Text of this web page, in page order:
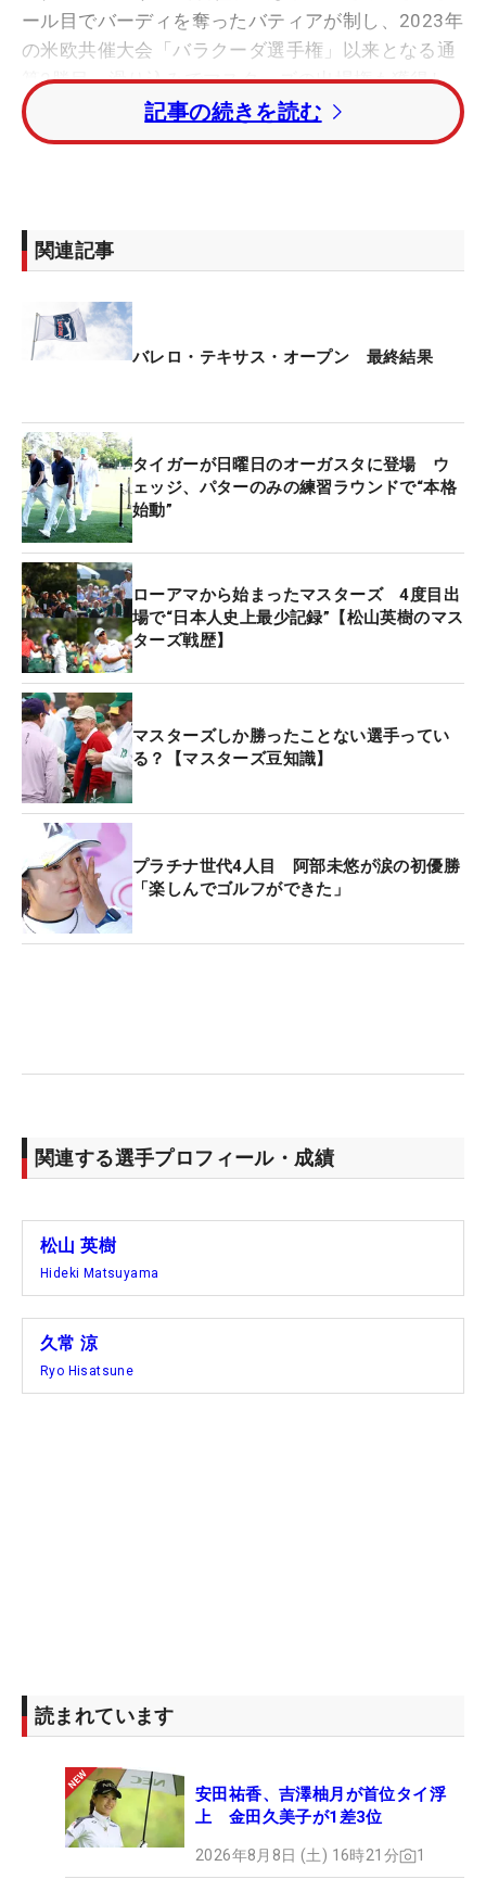
ール目でバーディを奪ったバティアが制し、2023年
の米欧共催大会「バラクーダ選手権」以来となる通
算2勝目。滑り込みでマスターズの出場権も獲得し
た。
オフで3打目が池につかまりダブルボギー。悲願の
初優勝はまたもお預けとなった。
首位と8打差の4位タイで最終日を迎えた松山英樹は
4バーディ・3ボギーの「71」でプレー。トータル8
出だし1番ではグリーン奥のバンカーからのアプロ
ーチを直接決めてチップインバーディ。6番、8番パ
ー5ではともに2メートルほどにつけて伸ばした。だ
が、9番、10番ではパーオンを逃して連続ボギー。
そこから1バーディ・1ボギーと伸ばすことはできな
かったが、大会としては自身初となるトップ10入り
となった。
久常涼は2バーディ・3ボギー・2ダブルボギーの
「77」と崩れ、トータル6オーバー・78位タイで終
えた。
トータル11アンダーの3位にボギーフリーの「66」
と伸ばしたローリー・マキロイ（北アイルラン
ド）。トータル9アンダーの4位タイにはアダム・シ
ェンク、ブレンドン・トッド、ラッセル・ヘンリー
（いずれも米国）らが並んだ。
記事の続きを読む
関連記事
バレロ・テキサス・オープン 最終結果
タイガーが日曜日のオーガスタに登場 ウ
ェッジ、パターのみの練習ラウンドで“本格
始動”
ローアマから始まったマスターズ 4度目出
場で“日本人史上最少記録”【松山英樹のマス
ターズ戦歴】
マスターズしか勝ったことない選手ってい
る？【マスターズ豆知識】
プラチナ世代4人目 阿部未悠が涙の初優勝
「楽しんでゴルフができた」
関連する選手プロフィール・成績
松山 英樹
Hideki Matsuyama
久常 涼
Ryo Hisatsune
読まれています
安田祐香、吉澤柚月が首位タイ浮
上 金田久美子が1差3位
2026年8月8日 (土) 16時21分 1